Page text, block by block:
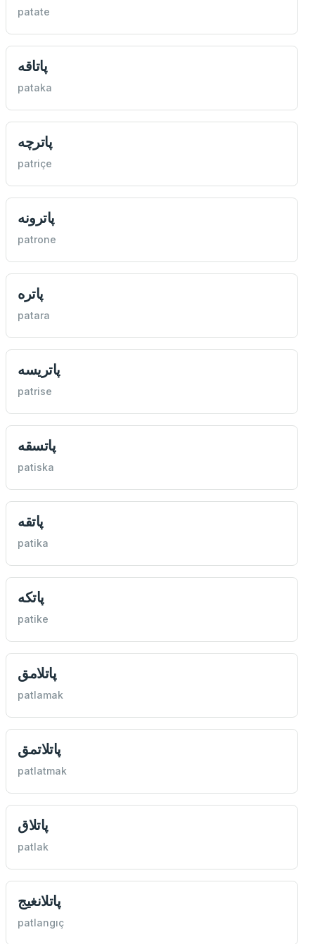
patate
پاتاقه
pataka
پاترچه
patriçe
پاترونه
patrone
پاتره
patara
پاتریسه
patrise
پاتسقه
patiska
پاتقه
patika
پاتكه
patike
پاتلامق
patlamak
پاتلاتمق
patlatmak
پاتلاق
patlak
پاتلانغيج
patlangıç